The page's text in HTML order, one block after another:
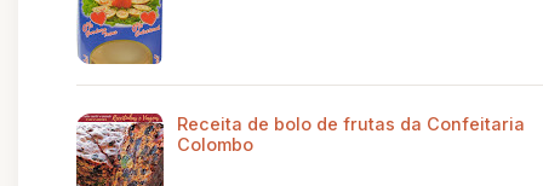
Receita de bolo de frutas da Confeitaria
Colombo